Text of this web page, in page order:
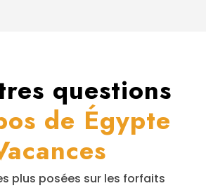
questions
de Égypte
plus posées sur les forfaits